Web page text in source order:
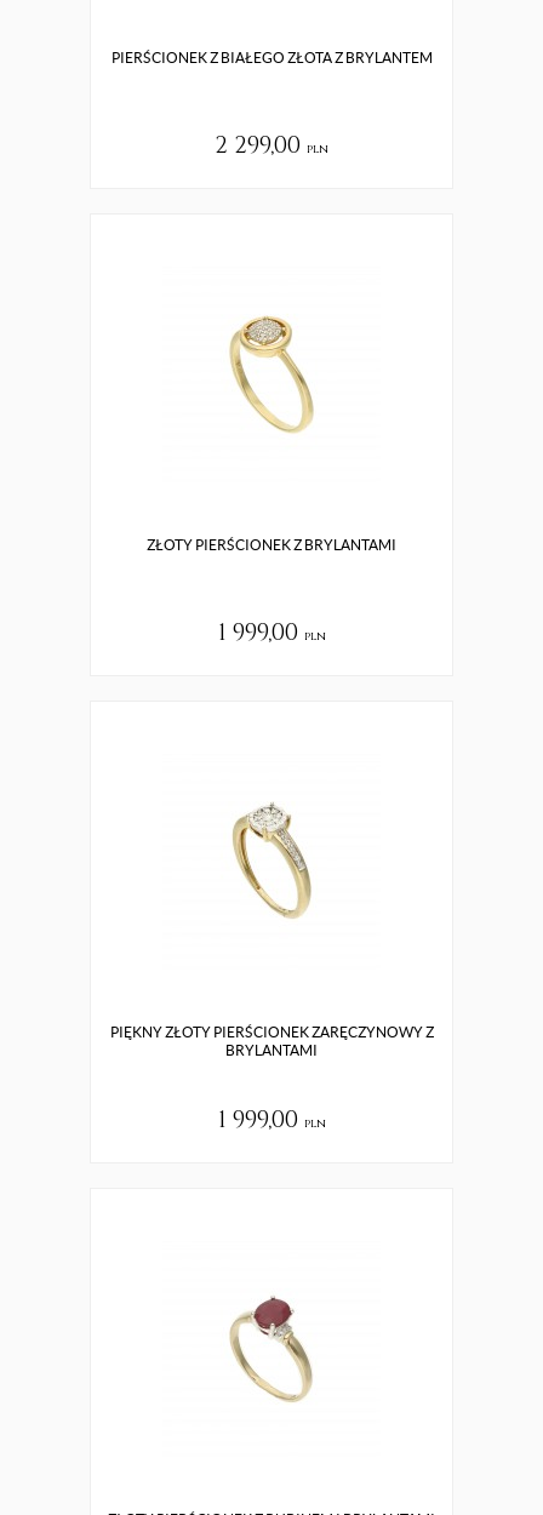
PIERŚCIONEK Z BIAŁEGO ZŁOTA Z BRYLANTEM
2 299,00 pln
ZŁOTY PIERŚCIONEK Z BRYLANTAMI
1 999,00 pln
PIĘKNY ZŁOTY PIERŚCIONEK ZARĘCZYNOWY Z
BRYLANTAMI
1 999,00 pln